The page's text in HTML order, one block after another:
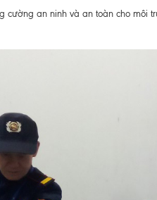
cường an ninh và an toàn cho